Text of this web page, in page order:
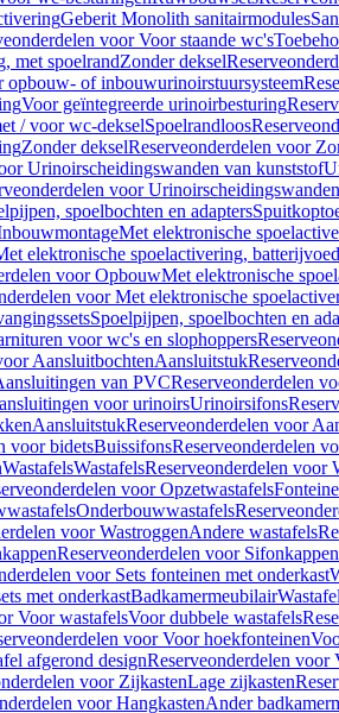
Geberit Monolith sanitairmodules
voor Voor staande wc's
met spoelrandZonder deksel
opbouw- of inbouwurinoirstuursysteem
Voor geïntegreerde urinoirbesturing
/ voor wc-dekselSpoelrandloos
Zonder dekselReserveonderdelen voor
Urinoirscheidingswanden van kunststof
voor
spoelbochten en adapters
Met elektronische
elektronische spoelactivering,
voor OpbouwMet elektronische
voor Met elektronische
Spoelpijpen, spoelbochten en
voor wc's en slophoppers
AansluitbochtenAansluitstuk
van PVCReserveonderdelen
voor urinoirsUrinoirsifons
AansluitstukReserveonderdelen voor
voor bidetsBuissifonsReserveonderdelen
WastafelsWastafelsReserveonderdelen voor
voor Opzetwastafels
Onderbouwwastafels
voor WastroggenAndere wastafels
Reserveonderdelen voor Sifonkappen
voor Sets fonteinen met onderkast
met onderkastBadkamermeubilair
Voor wastafelsVoor dubbele wastafels
voor Voor hoekfonteinen
afgerond designReserveonderdelen voor
voor ZijkastenLage zijkasten
voor HangkastenAnder